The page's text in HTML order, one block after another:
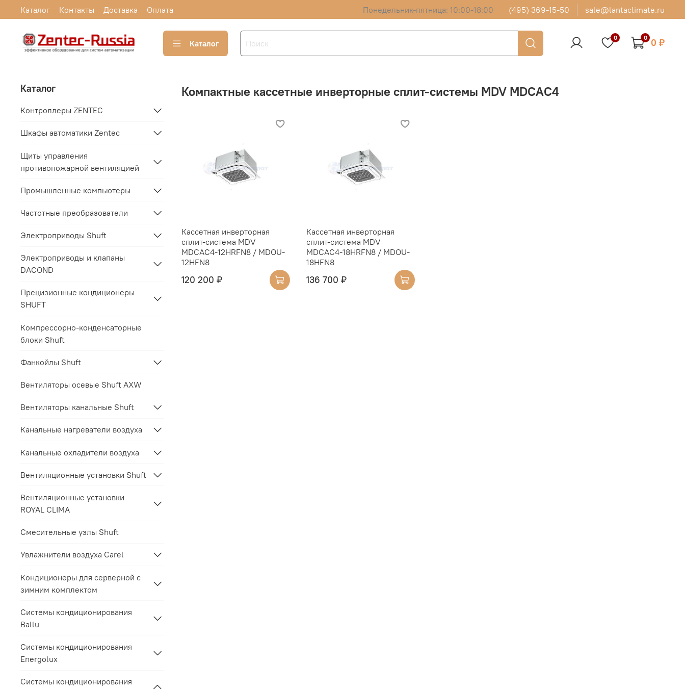
Каталог Контакты Доставка Оплата Понедельник-пятница: 10:00-18:00 (495) 369-15-50 sale@lantaclimate.ru
Каталог
0 0 0 ₽
Компактные кассетные инверторные сплит-системы MDV MDCAС4
Кассетная инверторная
сплит-система MDV
MDCAС4-12HRFN8 / MDOU-
12HFN8
120 200 ₽
Кассетная инверторная
сплит-система MDV
MDCAС4-18HRFN8 / MDOU-
18HFN8
136 700 ₽
Каталог
Контроллеры ZENTEC
Шкафы автоматики Zentec
Щиты управления
противопожарной вентиляцией
Промышленные компьютеры
Частотные преобразователи
Электроприводы Shuft
Электроприводы и клапаны
DACOND
Прецизионные кондиционеры
SHUFT
Компрессорно-конденсаторные
блоки Shuft
Фанкойлы Shuft
Вентиляторы осевые Shuft AXW
Вентиляторы канальные Shuft
Канальные нагреватели воздуха
Канальные охладители воздуха
Вентиляционные установки Shuft
Вентиляционные установки
ROYAL CLIMA
Смесительные узлы Shuft
Увлажнители воздуха Carel
Кондиционеры для серверной с
зимним комплектом
Системы кондиционирования
Ballu
Системы кондиционирования
Energolux
Системы кондиционирования